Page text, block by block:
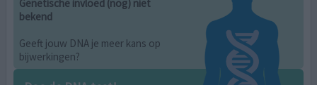
Genetische invloed (nog) niet
bekend
Geeft jouw DNA je meer kans op
bijwerkingen?